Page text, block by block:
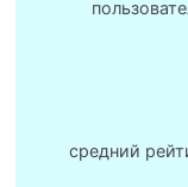
средний